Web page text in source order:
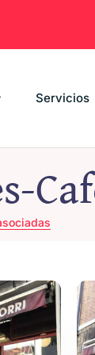
Servicios